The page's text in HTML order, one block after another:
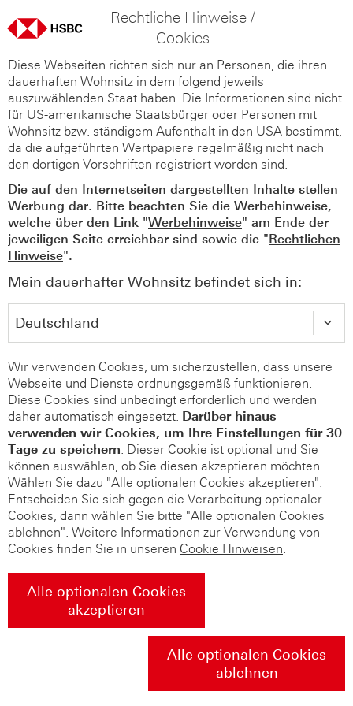
Rechtliche Hinweise /
Cookies
Diese Webseiten richten sich nur an Personen, die ihren
dauerhaften Wohnsitz in dem folgend jeweils
auszuwählenden Staat haben. Die Informationen sind nicht
für US-amerikanische Staatsbürger oder Personen mit
Wohnsitz bzw. ständigem Aufenthalt in den USA bestimmt,
da die aufgeführten Wertpapiere regelmäßig nicht nach
den dortigen Vorschriften registriert worden sind.
Die auf den Internetseiten dargestellten Inhalte stellen
Werbung dar. Bitte beachten Sie die Werbehinweise,
welche über den Link "Werbehinweise" am Ende der
jeweiligen Seite erreichbar sind sowie die "Rechtlichen
Hinweise".
Mein dauerhafter Wohnsitz befindet sich in:
Wir verwenden Cookies, um sicherzustellen, dass unsere
Webseite und Dienste ordnungsgemäß funktionieren.
Diese Cookies sind unbedingt erforderlich und werden
daher automatisch eingesetzt. Darüber hinaus
verwenden wir Cookies, um Ihre Einstellungen für 30
Tage zu speichern. Dieser Cookie ist optional und Sie
können auswählen, ob Sie diesen akzeptieren möchten.
Wählen Sie dazu "Alle optionalen Cookies akzeptieren".
Entscheiden Sie sich gegen die Verarbeitung optionaler
Cookies, dann wählen Sie bitte "Alle optionalen Cookies
ablehnen". Weitere Informationen zur Verwendung von
Cookies finden Sie in unseren Cookie Hinweisen.
Alle optionalen Cookies
akzeptieren
Alle optionalen Cookies
ablehnen